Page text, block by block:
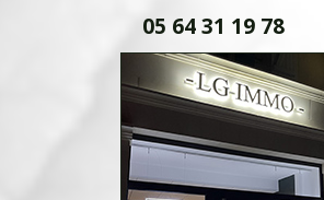
05 64 31 19 78